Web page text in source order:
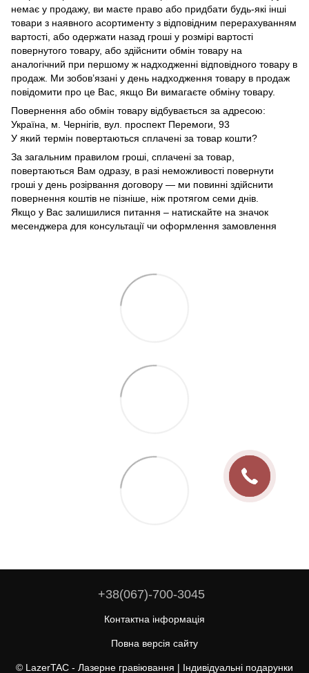
немає у продажу, ви маєте право або придбати будь-які інші
товари з наявного асортименту з відповідним перерахуванням
вартості, або одержати назад гроші у розмірі вартості
повернутого товару, або здійснити обмін товару на
аналогічний при першому ж надходженні відповідного товару в
продаж. Ми зобов’язані у день надходження товару в продаж
повідомити про це Вас, якщо Ви вимагаєте обміну товару.
Повернення або обмін товару відбувається за адресою:
Україна, м. Чернігів, вул. проспект Перемоги, 93
У який термін повертаються сплачені за товар кошти?
За загальним правилом гроші, сплачені за товар,
повертаються Вам одразу, в разі неможливості повернути
гроші у день розірвання договору — ми повинні здійснити
повернення коштів не пізніше, ніж протягом семи днів.
Якщо у Вас залишилися питання – натискайте на значок
месенджера для консультації чи оформлення замовлення
+38(067)-700-3045
Контактна інформація
Повна версія сайту
© LazerTAC - Лазерне гравіювання | Індивідуальні подарунки